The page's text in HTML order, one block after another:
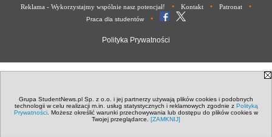
Grupa StudentNews.pl Sp. z o.o. i jej partnerzy używają plików cookies i podobnych
technologii w celu realizacji m.in. usług statystycznych i reklamowych zgodnie z Polityką
Prywatności . Możesz określić warunki przechowywania lub dostępu do plików cookies w
Twojej przeglądarce. [ZAMKNIJ]
Reklama - Wykorzystajmy wspólnie nasz potencjał! • Kontakt • Patronat •
Praca dla studentów •
Polityka Prywatności